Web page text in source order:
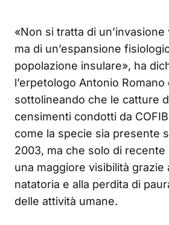
«Non si tratta di
ma di un’espansione
popolazione insulare», ha
l’erpetologo Antonio Romano
sottolineando che le catture
censimenti condotti da
come la specie sia presente
2003, ma che solo di recente
una maggiore visibilità grazie
natatoria e alla perdita di
delle attività umane.